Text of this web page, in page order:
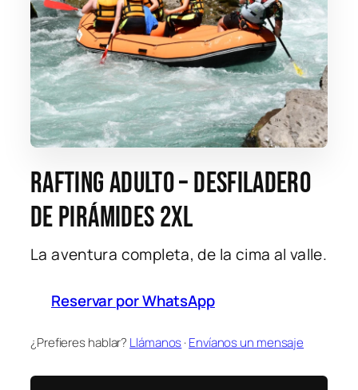
Rafting adulto – Desfiladero
de Pirámides 2XL
La aventura completa, de la cima al valle.
Reservar por WhatsApp
¿Prefieres hablar? Llámanos·Envíanos un mensaje